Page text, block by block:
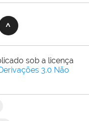
sob a licença
3.0 Não